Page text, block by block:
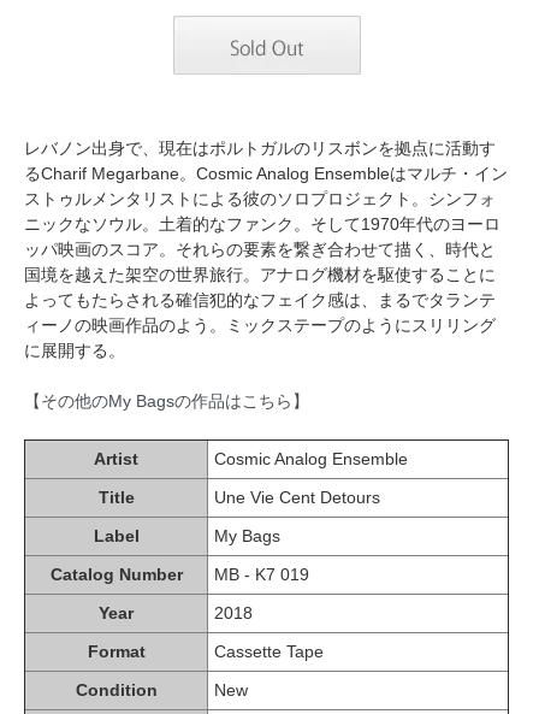
レバノン出身で、現在はポルトガルのリスボンを拠点に活動す
るCharif Megarbane。Cosmic Analog Ensembleはマルチ・イン
ストゥルメンタリストによる彼のソロプロジェクト。シンフォ
ニックなソウル。土着的なファンク。そして1970年代のヨーロ
ッパ映画のスコア。それらの要素を繋ぎ合わせて描く、時代と
国境を越えた架空の世界旅行。アナログ機材を駆使することに
よってもたらされる確信犯的なフェイク感は、まるでタランテ
ィーノの映画作品のよう。ミックステープのようにスリリング
に展開する。
【その他のMy Bagsの作品はこちら】
Artist
Cosmic Analog Ensemble
Title
Une Vie Cent Detours
Label
My Bags
Catalog Number
MB - K7 019
Year
2018
Format
Cassette Tape
Condition
New